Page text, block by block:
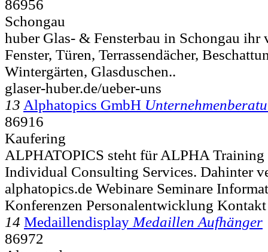
86956
Schongau
huber Glas- & Fensterbau in Schongau ihr
Fenster, Türen, Terrassendächer,
Wintergärten, Glasduschen..
glaser-huber.de/ueber-uns
13 Alphatopics GmbH
86916
Kaufering
ALPHATOPICS steht für ALPHA Training
Individual Consulting Services. Dahinter
alphatopics.de Webinare Seminare
Konferenzen Personalentwicklung
14 Medaillendisplay Medaillen Aufhänger
86972